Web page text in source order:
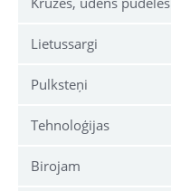
Lietussargi
Pulksteņi
Tehnoloģijas
Birojam